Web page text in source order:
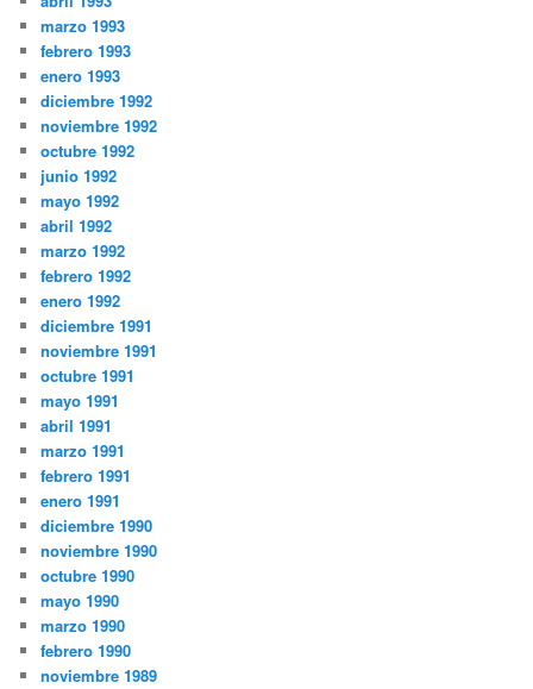
marzo 1993
febrero 1993
enero 1993
diciembre 1992
noviembre 1992
octubre 1992
junio 1992
mayo 1992
abril 1992
marzo 1992
febrero 1992
enero 1992
diciembre 1991
noviembre 1991
octubre 1991
mayo 1991
abril 1991
marzo 1991
febrero 1991
enero 1991
diciembre 1990
noviembre 1990
octubre 1990
mayo 1990
marzo 1990
febrero 1990
noviembre 1989